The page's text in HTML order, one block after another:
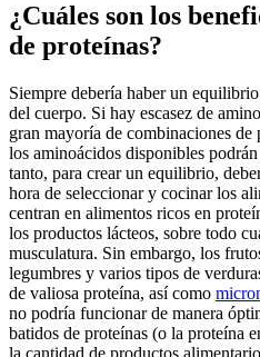
¿Cuáles son los
de proteínas?
Siempre debería haber un
del cuerpo. Si hay escasez de
gran mayoría de combinaciones
los aminoácidos disponibles
tanto, para crear un equilibrio,
hora de seleccionar y cocinar los
centran en alimentos ricos en
los productos lácteos, sobre todo
musculatura. Sin embargo, los
legumbres y varios tipos de
de valiosa proteína, así como
no podría funcionar de manera
batidos de proteínas (o la proteína
la cantidad de productos